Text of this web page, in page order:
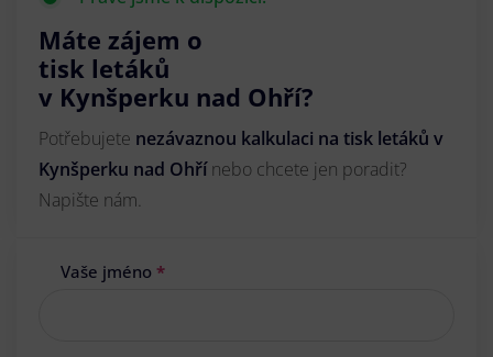
Máte zájem o
tisk letáků
v Kynšperku nad Ohří?
Potřebujete nezávaznou kalkulaci na tisk letáků v
Kynšperku nad Ohřínebo chcete jen poradit?
Napište nám.
Vaše jméno *